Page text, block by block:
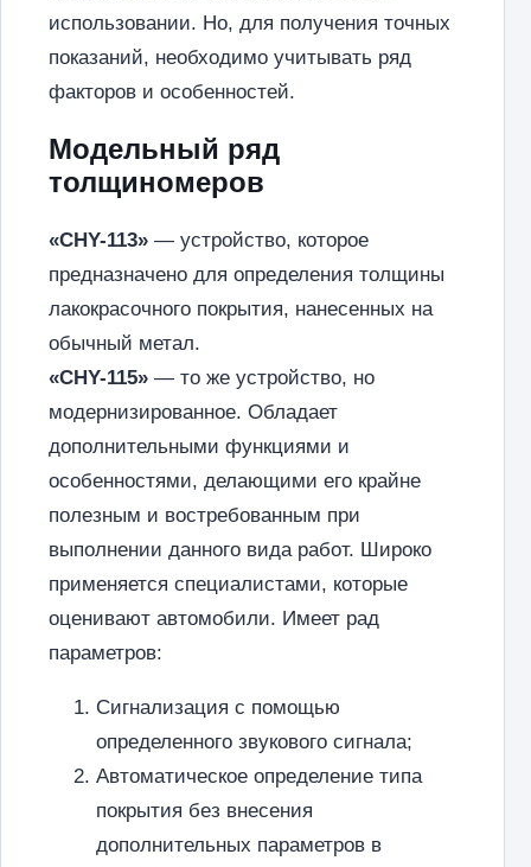
использовании. Но, для получения точных
показаний, необходимо учитывать ряд
факторов и особенностей.
Модельный ряд
толщиномеров
«CHY-113» — устройство, которое
предназначено для определения толщины
лакокрасочного покрытия, нанесенных на
обычный метал.
«CHY-115» — то же устройство, но
модернизированное. Обладает
дополнительными функциями и
особенностями, делающими его крайне
полезным и востребованным при
выполнении данного вида работ. Широко
применяется специалистами, которые
оценивают автомобили. Имеет рад
параметров:
Сигнализация с помощью
определенного звукового сигнала;
Автоматическое определение типа
покрытия без внесения
дополнительных параметров в